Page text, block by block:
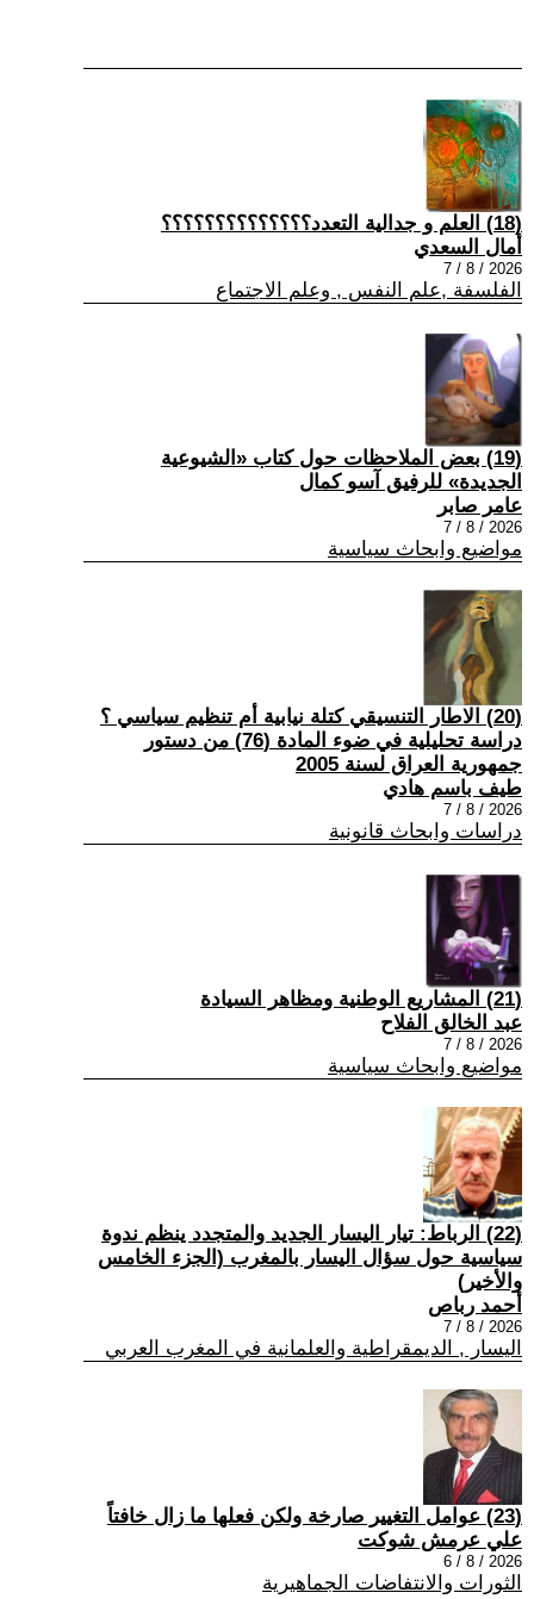
(18) العلم و جدالية التعدد؟؟؟؟؟؟؟؟؟؟؟؟؟؟
أمال السعدي
2026 / 8 / 7
الفلسفة ,علم النفس , وعلم الاجتماع
(19) بعض الملاحظات حول كتاب «الشيوعية
الجديدة» للرفيق آسو كمال
عامر صابر
2026 / 8 / 7
مواضيع وابحاث سياسية
(20) الاطار التنسيقي كتلة نيابية أم تنظيم سياسي ؟
دراسة تحليلية في ضوء المادة (76) من دستور
جمهورية العراق لسنة 2005
طيف باسم هادي
2026 / 8 / 7
دراسات وابحاث قانونية
(21) المشاريع الوطنية ومظاهر السيادة
عبد الخالق الفلاح
2026 / 8 / 7
مواضيع وابحاث سياسية
(22) الرباط: تيار اليسار الجديد والمتجدد ينظم ندوة
سياسية حول سؤال اليسار بالمغرب (الجزء الخامس
والأخير)
أحمد رباص
2026 / 8 / 7
اليسار , الديمقراطية والعلمانية في المغرب العربي
(23) عوامل التغيير صارخة ولكن فعلها ما زال خافتاً
علي عرمش شوكت
2026 / 8 / 6
الثورات والانتفاضات الجماهيرية